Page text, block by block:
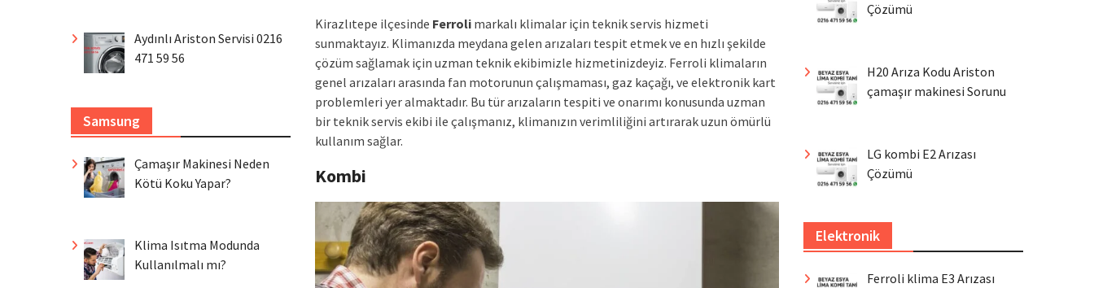
Kirazlıtepe ilçesinde Ferroli markalı klimalar için teknik servis hizmeti
sunmaktayız. Klimanızda meydana gelen arızaları tespit etmek ve en hızlı şekilde
çözüm sağlamak için uzman teknik ekibimizle hizmetinizdeyiz. Ferroli klimaların
genel arızaları arasında fan motorunun çalışmaması, gaz kaçağı, ve elektronik kart
problemleri yer almaktadır. Bu tür arızaların tespiti ve onarımı konusunda uzman
bir teknik servis ekibi ile çalışmanız, klimanızın verimliliğini artırarak uzun ömürlü
kullanım sağlar.
Kombi
Çözümü
H20 Arıza Kodu Ariston
çamaşır makinesi Sorunu
LG kombi E2 Arızası
Çözümü
Elektronik
Ferroli klima E3 Arızası
Aydınlı Ariston Servisi 0216
471 59 56
Samsung
Çamaşır Makinesi Neden
Kötü Koku Yapar?
Klima Isıtma Modunda
Kullanılmalı mı?